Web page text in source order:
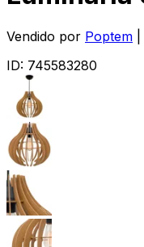
Vendido por Poptem
ID: 745583280